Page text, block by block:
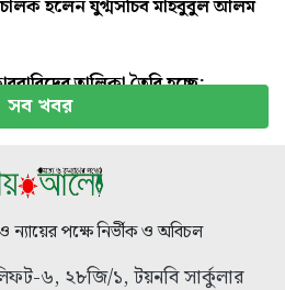
হলেন যুগ্মসচিব মাহবুবুল আলম
তালিকা তৈরি হচ্ছে:
অদলবদল হয়েছিলেন রানি
সব খবর
পক্ষে নির্ভীক ও অবিচল
৬, ২৮জি/১, টয়নবি সার্কুলার